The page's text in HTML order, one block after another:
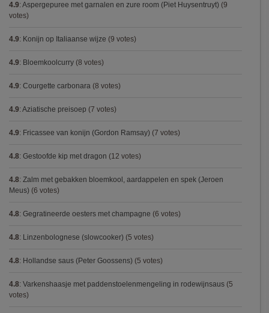
4.9: Aspergepuree met garnalen en zure room (Piet Huysentruyt) (9
votes)
4.9: Konijn op Italiaanse wijze (9 votes)
4.9: Bloemkoolcurry (8 votes)
4.9: Courgette carbonara (8 votes)
4.9: Aziatische preisoep (7 votes)
4.9: Fricassee van konijn (Gordon Ramsay) (7 votes)
4.8: Gestoofde kip met dragon (12 votes)
4.8: Zalm met gebakken bloemkool, aardappelen en spek (Jeroen
Meus) (6 votes)
4.8: Gegratineerde oesters met champagne (6 votes)
4.8: Linzenbolognese (slowcooker) (5 votes)
4.8: Hollandse saus (Peter Goossens) (5 votes)
4.8: Varkenshaasje met paddenstoelenmengeling in rodewijnsaus (5
votes)